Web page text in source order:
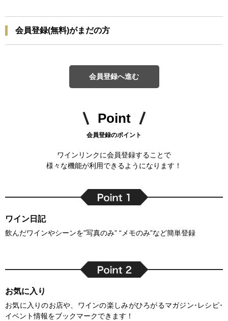
会員登録(無料)がまだの方
会員登録へ進む
Point
会員登録のポイント
ワインリンクに会員登録することで
様々な機能が利用できるようになります！
ワイン日記
飲んだワインやシーンを”写真のみ” “メモのみ”など簡単登録
お気に入り
お気に入りのお店や、ワインの楽しみがひろがるマガジン･レシピ･
イベント情報をブックマークできます！